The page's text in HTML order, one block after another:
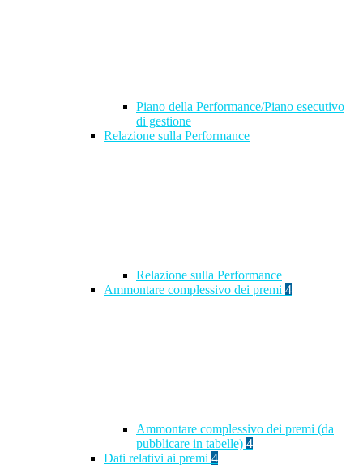
Piano della Performance/Piano esecutivo
di gestione
Relazione sulla Performance
Relazione sulla Performance
Ammontare complessivo dei premi 4
Ammontare complessivo dei premi (da
pubblicare in tabelle) 4
Dati relativi ai premi 4